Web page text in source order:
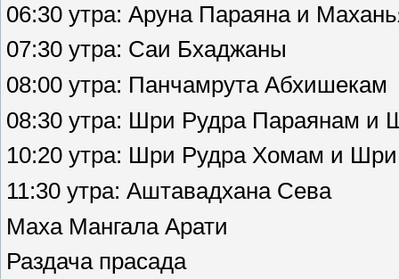
06:30 утра: Аруна Параяна и
07:30 утра: Саи Бхаджаны
08:00 утра: Панчамрута Абхишекам
08:30 утра: Шри Рудра Параянам и
10:20 утра: Шри Рудра Хомам и
11:30 утра: Аштавадхана Сева
Маха Мангала Арати
Раздача прасада